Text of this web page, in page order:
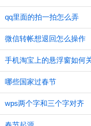
qq里面的拍一拍怎么弄
微信转帐想退回怎么操作
手机淘宝上的悬浮窗如何
哪些国家过春节
wps两个字和三个字对齐